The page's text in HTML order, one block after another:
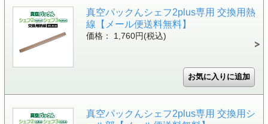
真空パックんシェフ2plus専用 交換用熱
線【メール便送料無料】
価格： 1,760円(税込)
真空パックんシェフ2plus専用 交換用シ